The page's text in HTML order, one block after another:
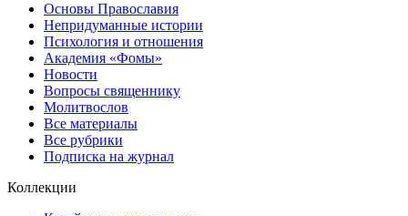
Основы Православия
Непридуманные истории
Психология и отношения
Академия «Фомы»
Новости
Вопросы священнику
Молитвослов
Все материалы
Все рубрики
Подписка на журнал
Коллекции